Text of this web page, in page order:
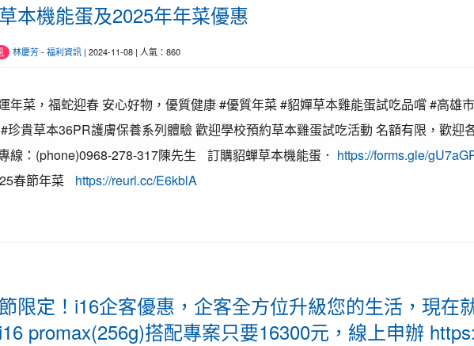
本機能蛋及2025年年菜優惠
林慶芳- 福利資訊 | 2024-11-08 | 人氣：860
年菜，福蛇迎春 安心好物，優質健康 #優質年菜 #貂嬋草本雞能蛋試吃品嚐 #高雄
珍貴草本36PR護膚保養系列體驗 歡迎學校預約草本雞蛋試吃活動 名額有限，歡
線：(phone)0968-278-317陳先生 訂購貂蟬草本機能蛋． https://forms.gle/
春節年菜 https://reurl.cc/E6kblA
限定！i16企客優惠，企客全方位升級您的生活，現在
promax(256g)搭配專案只要16300元，線上申辦